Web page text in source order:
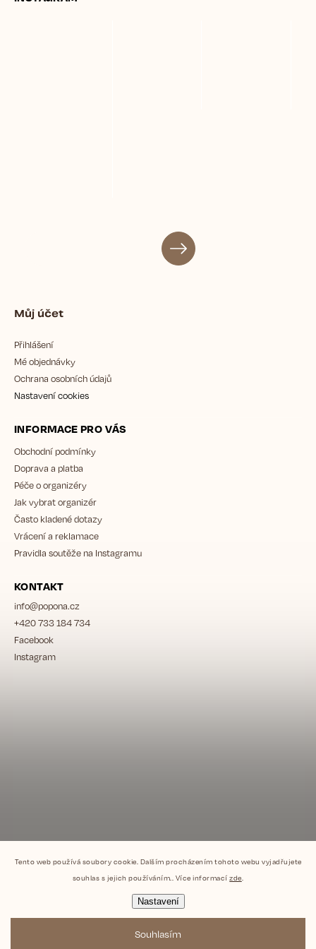
Tento web používá soubory cookie. Dalším procházením tohoto webu vyjadřujete
souhlas s jejich používáním.. Více informacízde
Nastavení
Souhlasím
Můj účet
Přihlášení
Mé objednávky
Ochrana osobních údajů
Nastavení cookies
INFORMACE PRO VÁS
Obchodní podmínky
Doprava a platba
Péče o organizéry
Jak vybrat organizér
Často kladené dotazy
Vrácení a reklamace
Pravidla soutěže na Instagramu
KONTAKT
info@popona.cz
+420 733 184 734
Facebook
Instagram